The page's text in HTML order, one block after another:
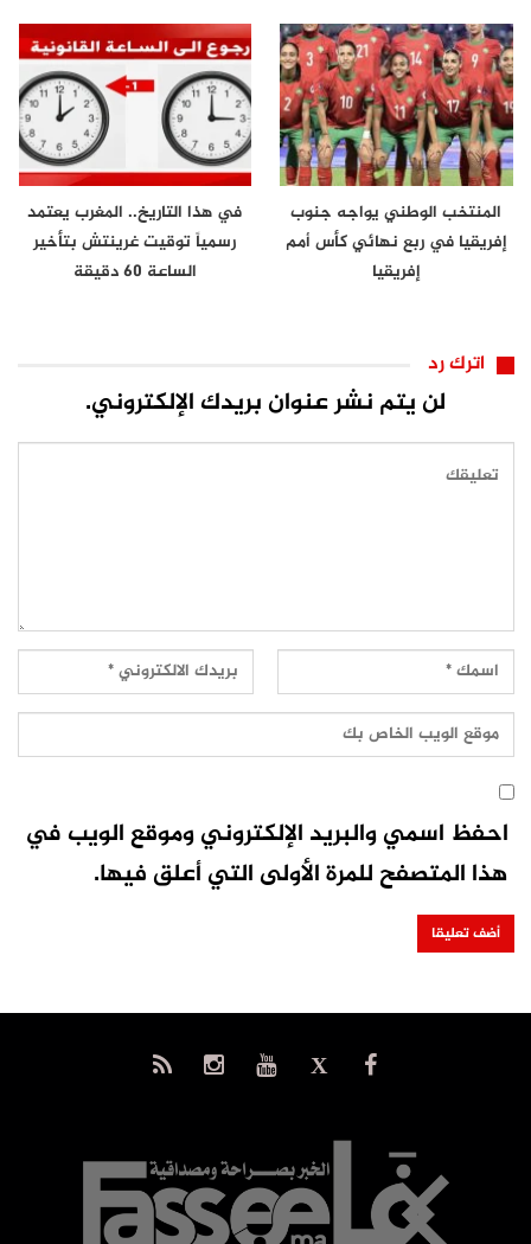
المنتخب الوطني يواجه جنوب
إفريقيا في ربع نهائي كأس أمم
إفريقيا
في هذا التاريخ.. المغرب يعتمد
رسمياً توقيت غرينتش بتأخير
الساعة 60 دقيقة
اترك رد
لن يتم نشر عنوان بريدك الإلكتروني.
احفظ اسمي والبريد الإلكتروني وموقع الويب في
هذا المتصفح للمرة الأولى التي أعلق فيها.